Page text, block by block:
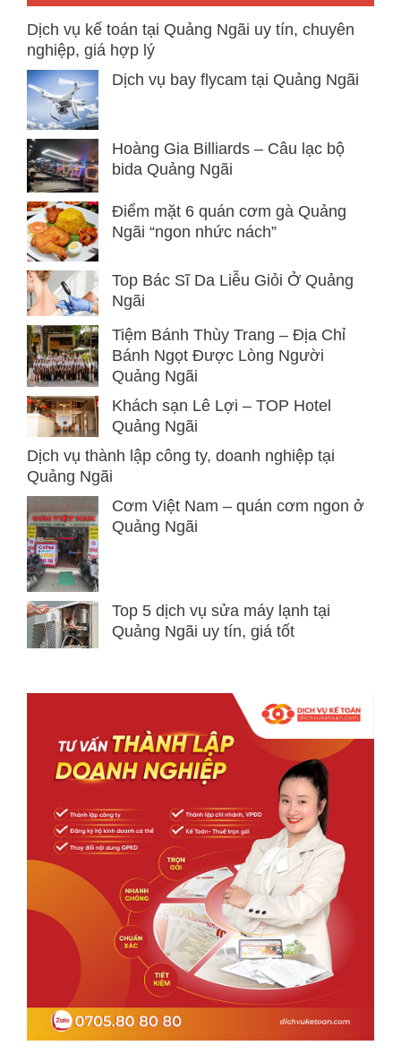
Dịch vụ kế toán tại Quảng Ngãi uy tín, chuyên
nghiệp, giá hợp lý
Dịch vụ bay flycam tại Quảng Ngãi
Hoàng Gia Billiards – Câu lạc bộ
bida Quảng Ngãi
Điểm mặt 6 quán cơm gà Quảng
Ngãi “ngon nhức nách”
Top Bác Sĩ Da Liễu Giỏi Ở Quảng
Ngãi
Tiệm Bánh Thùy Trang – Địa Chỉ
Bánh Ngọt Được Lòng Người
Quảng Ngãi
Khách sạn Lê Lợi – TOP Hotel
Quảng Ngãi
Dịch vụ thành lập công ty, doanh nghiệp tại
Quảng Ngãi
Cơm Việt Nam – quán cơm ngon ở
Quảng Ngãi
Top 5 dịch vụ sửa máy lạnh tại
Quảng Ngãi uy tín, giá tốt